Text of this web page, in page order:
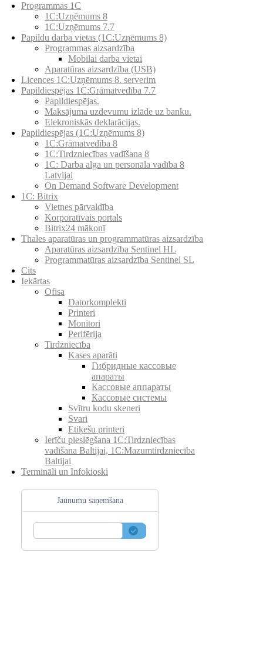
Programmas 1C
1C:Uzņēmums 8
1C:Uzņēmums 7.7
Papildu darba vietas (1C:Uzņēmums 8)
Programmas aizsardzība
Mobilai darba vietai
Aparatūras aizsardzība (USB)
Licences 1C:Uzņēmums 8. serverim
Papildiespējas 1C:Grāmatvedība 7.7
Papildiespējas.
Maksājuma uzdevumu izlāde uz banku.
Elekroniskās deklarācijas.
Papildiespējas (1C:Uzņēmums 8)
1C:Grāmatvedība 8
1C:Tirdzniecības vadīšana 8
1С: Darba alga un personāla vadība 8
Latvijai
On Demand Software Development
1C: Bitrix
Vietnes pārvaldība
Korporatīvais portals
Bitrix24 mākonī
Thales aparatūras un programmatūras aizsardzība
Aparatūras aizsardzība Sentinel HL
Programmatūras aizsardzība Sentinel SL
Cits
Iekārtas
Ofisa
Datorkomplekti
Printeri
Monitori
Perifērija
Tirdzniecība
Kases aparāti
Гибридные кассовые
апараты
Кассовые аппараты
Кассовые системы
Svītru kodu skeneri
Svari
Etiķešu printeri
Ierīču pieslēgšana 1C:Tirdzniecības
vadīšana Baltijai, 1C:Mazumtirdzniecība
Baltijai
Termināli un Infokioski
Jaunumu saņemšana